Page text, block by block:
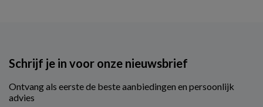
Schrijf je in voor onze nieuwsbrief
Ontvang als eerste de beste aanbiedingen en persoonlijk
advies